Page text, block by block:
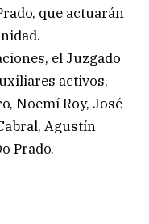
que actuarán
el Juzgado
activos,
Noemí Roy, José
Agustín
Prado.